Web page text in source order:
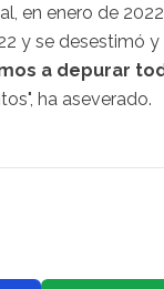
en enero de
y se desestimó
a depurar
ha aseverado.